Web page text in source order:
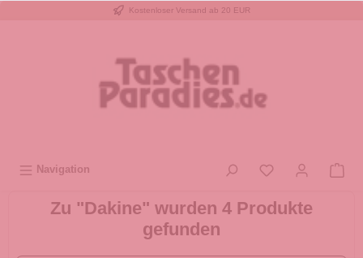
Kostenloser Versand ab 20 EUR
Navigation
Zu "Dakine" wurden 4 Produkte
gefunden